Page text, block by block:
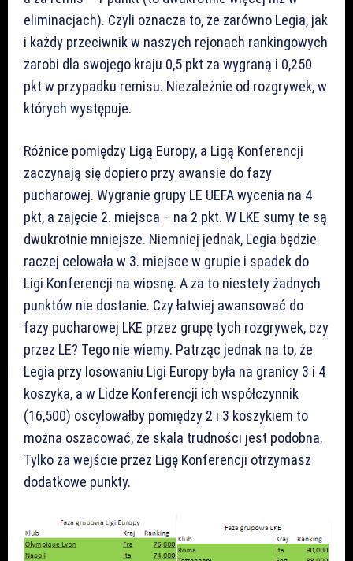
eliminacjach). Czyli oznacza to, że zarówno Legia, jak
i każdy przeciwnik w naszych rejonach rankingowych
zarobi dla swojego kraju 0,5 pkt za wygraną i 0,250
pkt w przypadku remisu. Niezależnie od rozgrywek, w
których występuje.
Różnice pomiędzy Ligą Europy, a Ligą Konferencji
zaczynają się dopiero przy awansie do fazy
pucharowej. Wygranie grupy LE UEFA wycenia na 4
pkt, a zajęcie 2. miejsca – na 2 pkt. W LKE sumy te są
dwukrotnie mniejsze. Niemniej jednak, Legia będzie
raczej celowała w 3. miejsce w grupie i spadek do
Ligi Konferencji na wiosnę. A za to niestety żadnych
punktów nie dostanie. Czy łatwiej awansować do
fazy pucharowej LKE przez grupę tych rozgrywek, czy
przez LE? Tego nie wiemy. Patrząc jednak na to, że
Legia przy losowaniu Ligi Europy była na granicy 3 i 4
koszyka, a w Lidze Konferencji ich współczynnik
(16,500) oscylowałby pomiędzy 2 i 3 koszykiem to
można oszacować, że skala trudności jest podobna.
Tylko za wejście przez Ligę Konferencji otrzymasz
dodatkowe punkty.